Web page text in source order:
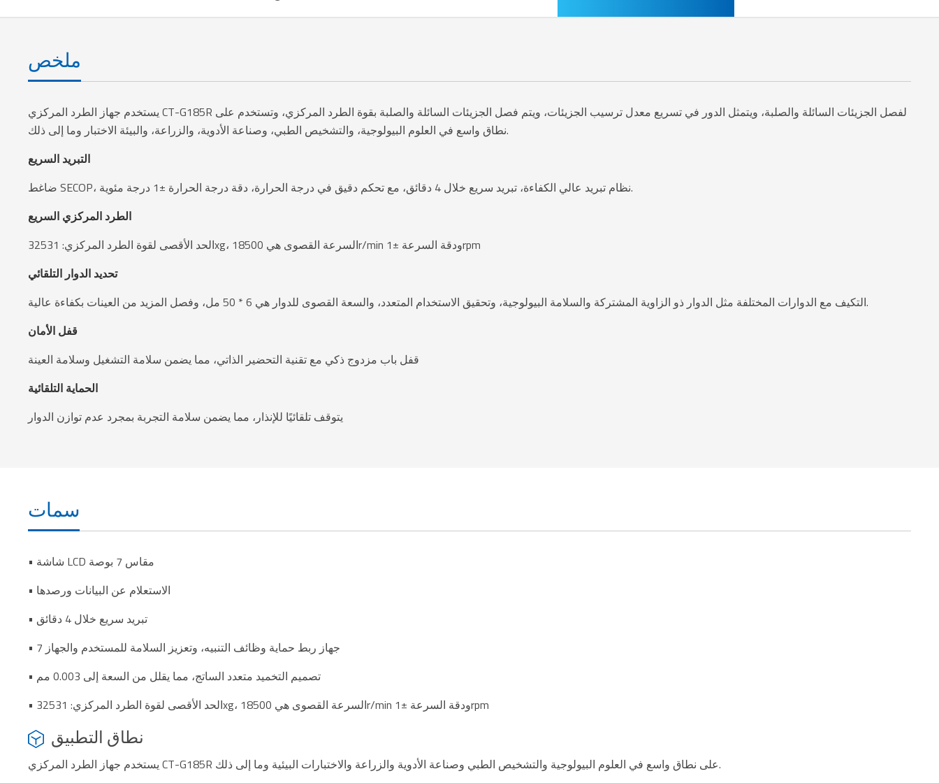
ملخص
يستخدم جهاز الطرد المركزي CT-G185R لفصل الجزيئات السائلة والصلبة، ويتمثل الدور في تسريع معدل ترسيب الجزيئات، ويتم فصل الجزيئات السائلة والصلبة بقوة الطرد المركزي، وتستخدم على
نطاق واسع في العلوم البيولوجية، والتشخيص الطبي، وصناعة الأدوية، والزراعة، والبيئة الاختبار وما إلى ذلك.
التبريد السريع
ضاغط SECOP، نظام تبريد عالي الكفاءة، تبريد سريع خلال 4 دقائق، مع تحكم دقيق في درجة الحرارة، دقة درجة الحرارة ±1 درجة مئوية.
الطرد المركزي السريع
الحد الأقصى لقوة الطرد المركزي: 32531xg، السرعة القصوى هي 18500r/min ودقة السرعة ±1rpm
تحديد الدوار التلقائي
التكيف مع الدوارات المختلفة مثل الدوار ذو الزاوية المشتركة والسلامة البيولوجية، وتحقيق الاستخدام المتعدد، والسعة القصوى للدوار هي 6 * 50 مل، وفصل المزيد من العينات بكفاءة عالية.
قفل الأمان
قفل باب مزدوج ذكي مع تقنية التحضير الذاتي، مما يضمن سلامة التشغيل وسلامة العينة
الحماية التلقائية
يتوقف تلقائيًا للإنذار، مما يضمن سلامة التجربة بمجرد عدم توازن الدوار
سمات
• شاشة LCD مقاس 7 بوصة
• الاستعلام عن البيانات ورصدها
• تبريد سريع خلال 4 دقائق
• 7 جهاز ربط حماية وظائف التنبيه، وتعزيز السلامة للمستخدم والجهاز
• تصميم التخميد متعدد الساتج، مما يقلل من السعة إلى 0.003 مم
• الحد الأقصى لقوة الطرد المركزي: 32531xg، السرعة القصوى هي 18500r/min ودقة السرعة ±1rpm
نطاق التطبيق
يستخدم جهاز الطرد المركزي CT-G185R على نطاق واسع في العلوم البيولوجية والتشخيص الطبي وصناعة الأدوية والزراعة والاختبارات البيئية وما إلى ذلك.